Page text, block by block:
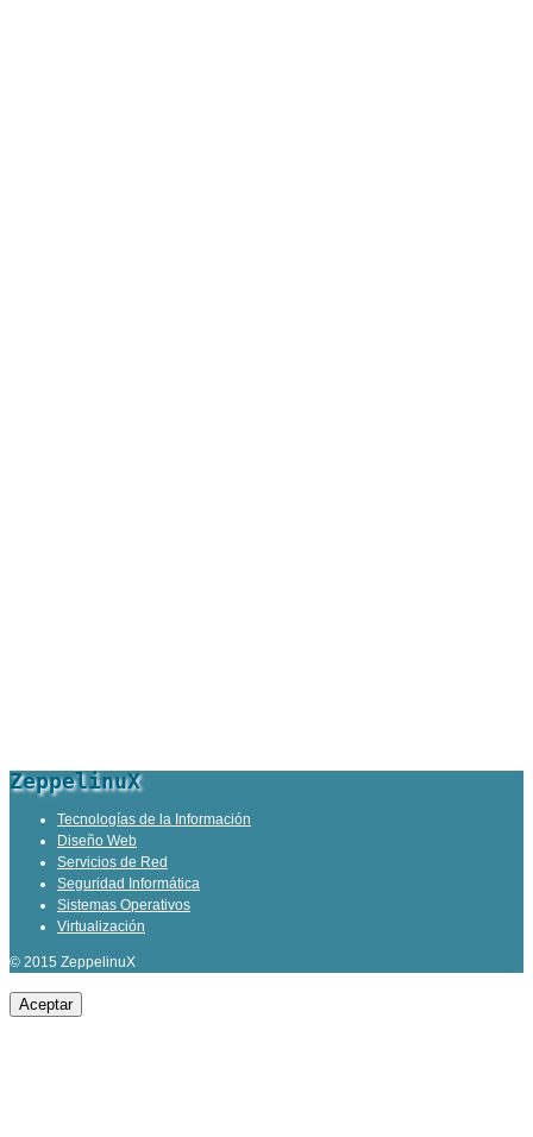
ZeppelinuX
Tecnologías de la Información
Diseño Web
Servicios de Red
Seguridad Informática
Sistemas Operativos
Virtualización
© 2015 ZeppelinuX
Aceptar